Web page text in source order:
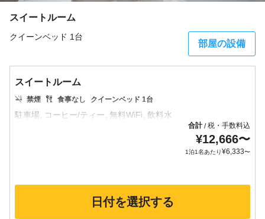
スイートルーム
クイーンベッド 1台
部屋の設備
スイートルーム
禁煙 食事なし クイーンベッド 1台
合計/税・手数料込
¥12,666〜
1泊1名あたり¥6,333〜
日付を選択する